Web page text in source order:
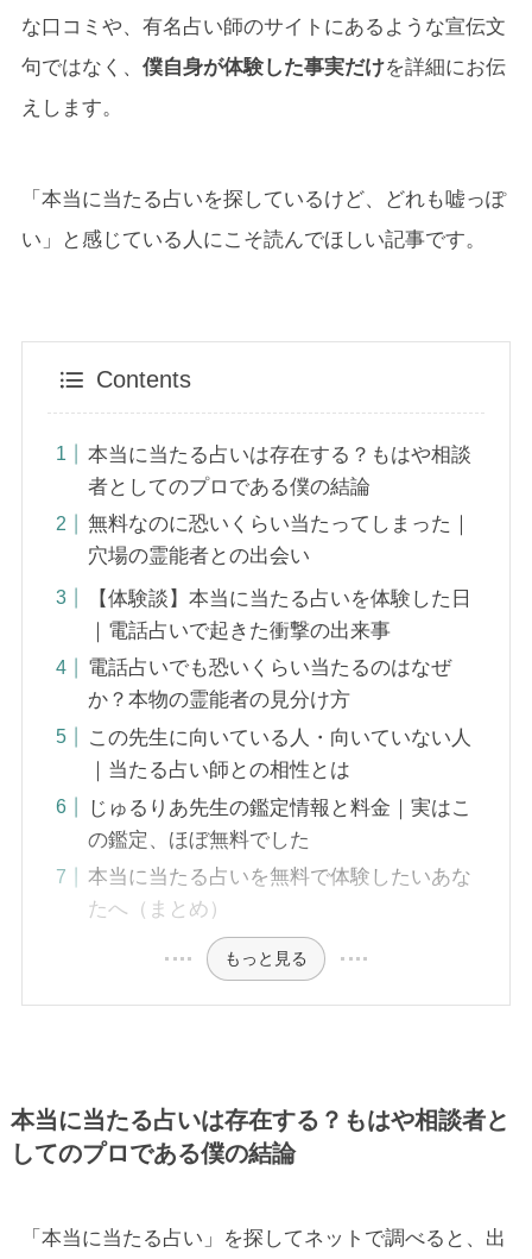
な口コミや、有名占い師のサイトにあるような宣伝文
句ではなく、 僕自身が体験した事実だけを詳細にお伝
えします。
「本当に当たる占いを探しているけど、どれも嘘っぽ
い」と感じている人にこそ読んでほしい記事です。
Contents
本当に当たる占いは存在する？もはや相談
者としてのプロである僕の結論
無料なのに恐いくらい当たってしまった｜
穴場の霊能者との出会い
【体験談】本当に当たる占いを体験した日
｜電話占いで起きた衝撃の出来事
電話占いでも恐いくらい当たるのはなぜ
か？本物の霊能者の見分け方
この先生に向いている人・向いていない人
｜当たる占い師との相性とは
じゅるりあ先生の鑑定情報と料金｜実はこ
の鑑定、ほぼ無料でした
本当に当たる占いを無料で体験したいあな
たへ（まとめ）
もっと見る
本当に当たる占いは存在する？もはや相談者と
してのプロである僕の結論
「本当に当たる占い」を探してネットで調べると、出